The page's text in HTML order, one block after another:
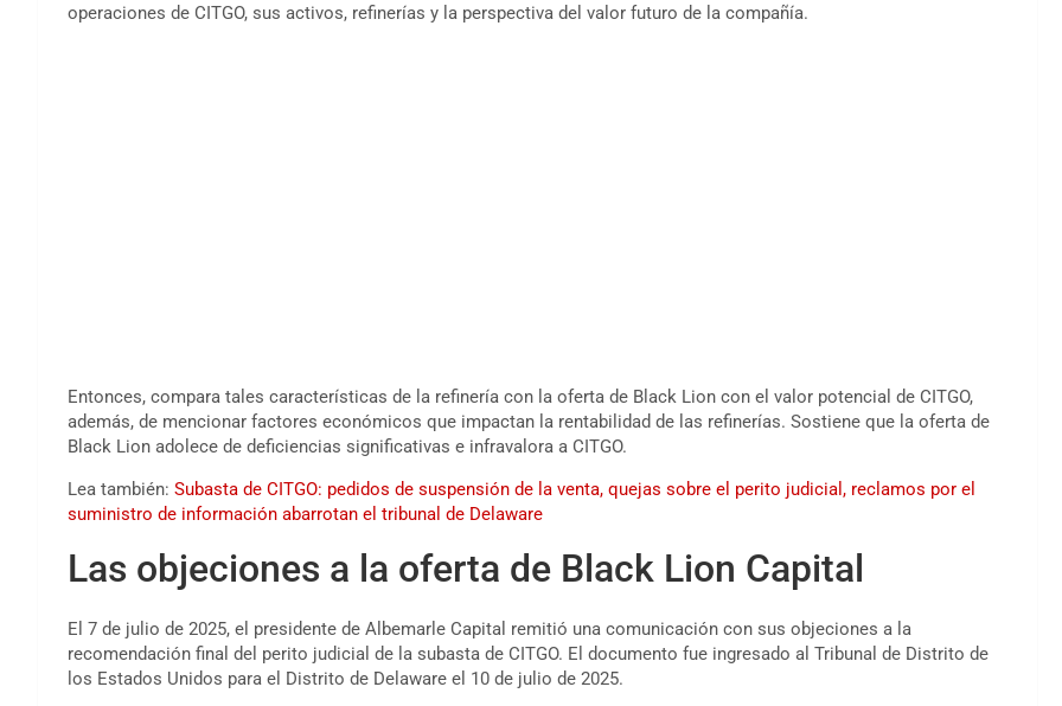
operaciones de CITGO, sus activos, refinerías y la perspectiva del valor futuro de la compañía.
Entonces, compara tales características de la refinería con la oferta de Black Lion con el valor potencial de CITGO,
además, de mencionar factores económicos que impactan la rentabilidad de las refinerías. Sostiene que la oferta de
Black Lion adolece de deficiencias significativas e infravalora a CITGO.
Lea también: Subasta de CITGO: pedidos de suspensión de la venta, quejas sobre el perito judicial, reclamos por el
suministro de información abarrotan el tribunal de Delaware
Las objeciones a la oferta de Black Lion Capital
El 7 de julio de 2025, el presidente de Albemarle Capital remitió una comunicación con sus objeciones a la
recomendación final del perito judicial de la subasta de CITGO. El documento fue ingresado al Tribunal de Distrito de
los Estados Unidos para el Distrito de Delaware el 10 de julio de 2025.